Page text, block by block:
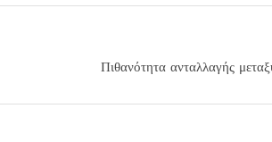
Πιθανότητα ανταλλαγής